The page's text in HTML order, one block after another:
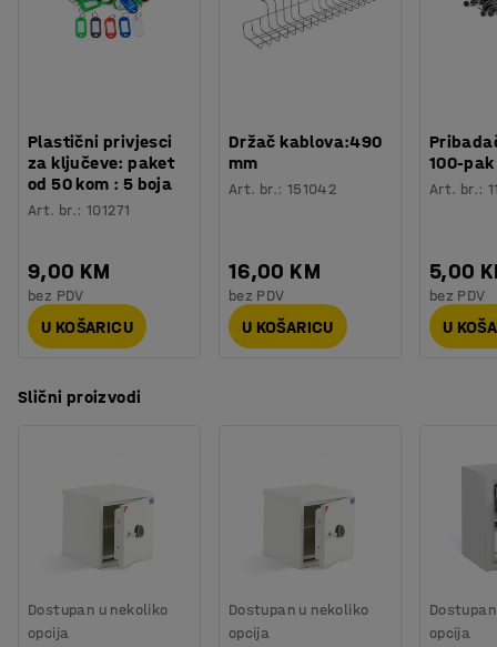
017. To znači da štiti papire od požara do 60 minuta.
spremanje u sef.
Materijal: Metal
Broj polica
1
Težina: 332 kg
Montaža: Dolazi sastavljeno
Testirano: NT Fire 017, 60P, EN 1143-1, Grade III
Plastični privjesci
za ključeve: paket
od 50 kom : 5 boja
Art. br.:101271
9,00 KM
bez PDV
U KOŠARICU
Držač kablova:490
mm
Art. br.: 151042
16,00 KM
bez PDV
U KOŠARICU
100-pak
Art. br.:
5,00
bez PDV
U
Slični proizvodi
Dostupan u nekoliko
opcija
Dostupan u nekoliko
opcija
opcija